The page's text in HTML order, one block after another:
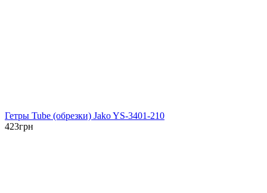
Гетры Tube (обрезки) Jako YS-3401-210
423грн